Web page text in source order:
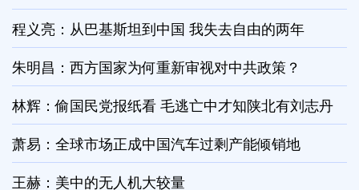
程义亮：从巴基斯坦到中国 我失去自由的两年
朱明昌：西方国家为何重新审视对中共政策？
林辉：偷国民党报纸看 毛逃亡中才知陕北有刘志丹
萧易：全球市场正成中国汽车过剩产能倾销地
王赫：美中的无人机大较量